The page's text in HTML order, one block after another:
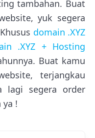
tambahan. Buat
yuk segera
domain .XYZ
.XYZ + Hosting
Buat kamu
terjangkau
lagi segera order
ya !